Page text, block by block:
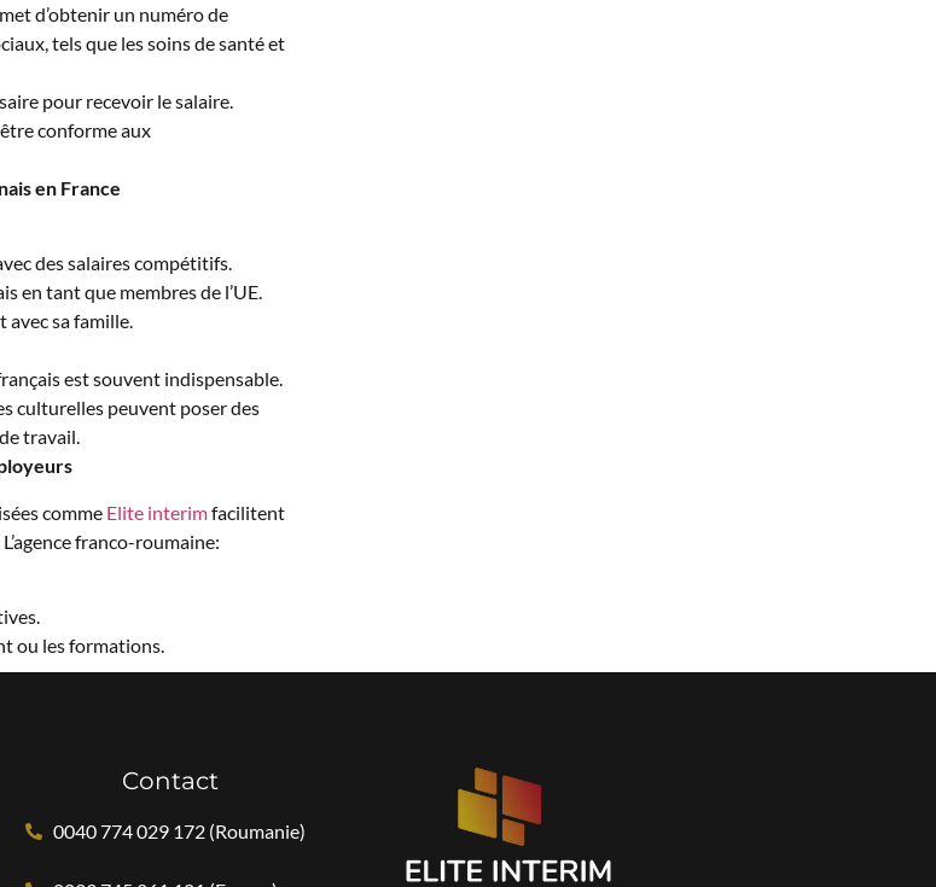
d’obtenir un numéro de
tels que les soins de santé et
pour recevoir le salaire.
conforme aux
en France
des salaires compétitifs.
en tant que membres de l’UE.
avec sa famille.
est souvent indispensable.
culturelles peuvent poser des
travail.
comme Elite interimfacilitent
franco-roumaine:
ou les formations.
Contact
0040 774 029 172 (Roumanie)